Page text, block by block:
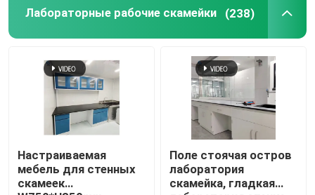
Лабораторные рабочие скамейки (238)
Настраиваемая
мебель для стенных
скамеек
Поле стоячая остров
лаборатория
скамейка, гладкая